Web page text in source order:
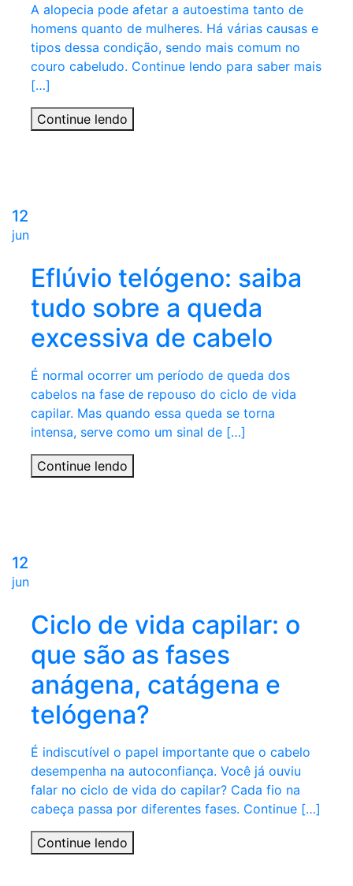
A alopecia pode afetar a autoestima tanto de
homens quanto de mulheres. Há várias causas e
tipos dessa condição, sendo mais comum no
couro cabeludo. Continue lendo para saber mais
[…]
Continue lendo
12
jun
Eflúvio telógeno: saiba
tudo sobre a queda
excessiva de cabelo
É normal ocorrer um período de queda dos
cabelos na fase de repouso do ciclo de vida
capilar. Mas quando essa queda se torna
intensa, serve como um sinal de […]
Continue lendo
12
jun
Ciclo de vida capilar: o
que são as fases
anágena, catágena e
telógena?
É indiscutível o papel importante que o cabelo
desempenha na autoconfiança. Você já ouviu
falar no ciclo de vida do capilar? Cada fio na
cabeça passa por diferentes fases. Continue […]
Continue lendo